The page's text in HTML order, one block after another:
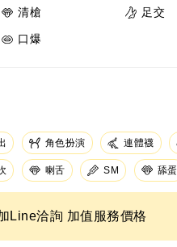
清槍 足交
口爆
角色扮演 連體襪
喇舌 SM 舔蛋
Line洽詢 加值服務價格